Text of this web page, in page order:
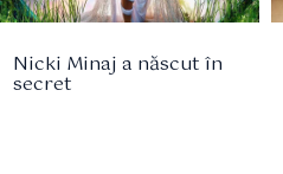
Nicki Minaj a născut în
secret